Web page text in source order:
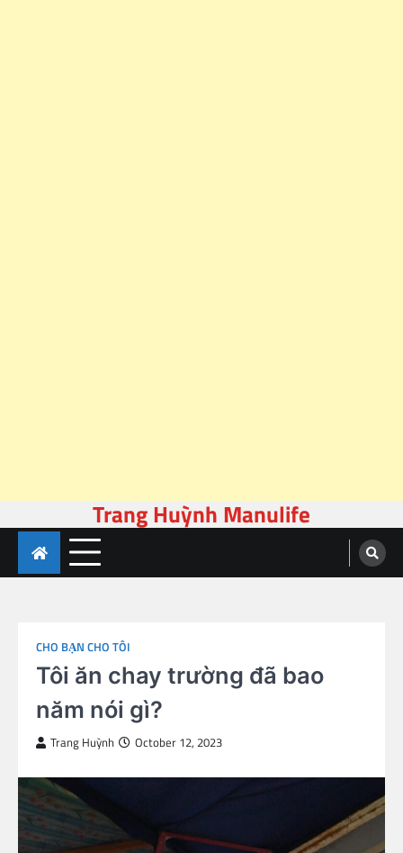
to
content
Trang Huỳnh Manulife
CHO BẠN CHO TÔI
Tôi ăn chay trường đã bao
năm nói gì?
Trang Huỳnh October 12, 2023